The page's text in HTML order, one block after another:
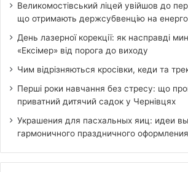
Великомостівський ліцей увійшов до
що отримають держсубвенцію на
День лазерної корекції: як насправді
«Ексімер» від порога до виходу
Чим відрізняються кросівки, кеди та
Перші роки навчання без стресу: що
приватний дитячий садок у Чернівцях
Украшения для пасхальных яиц: идеи
гармоничного праздничного оформления